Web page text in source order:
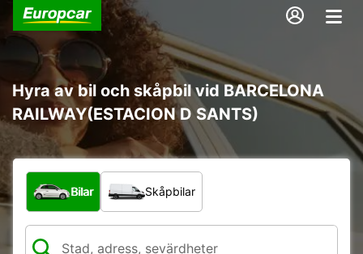
Hyra av bil och skåpbil vid BARCELONA
RAILWAY(ESTACION D SANTS)
Vilken typ av fordon?
Bilar Skåpbilar